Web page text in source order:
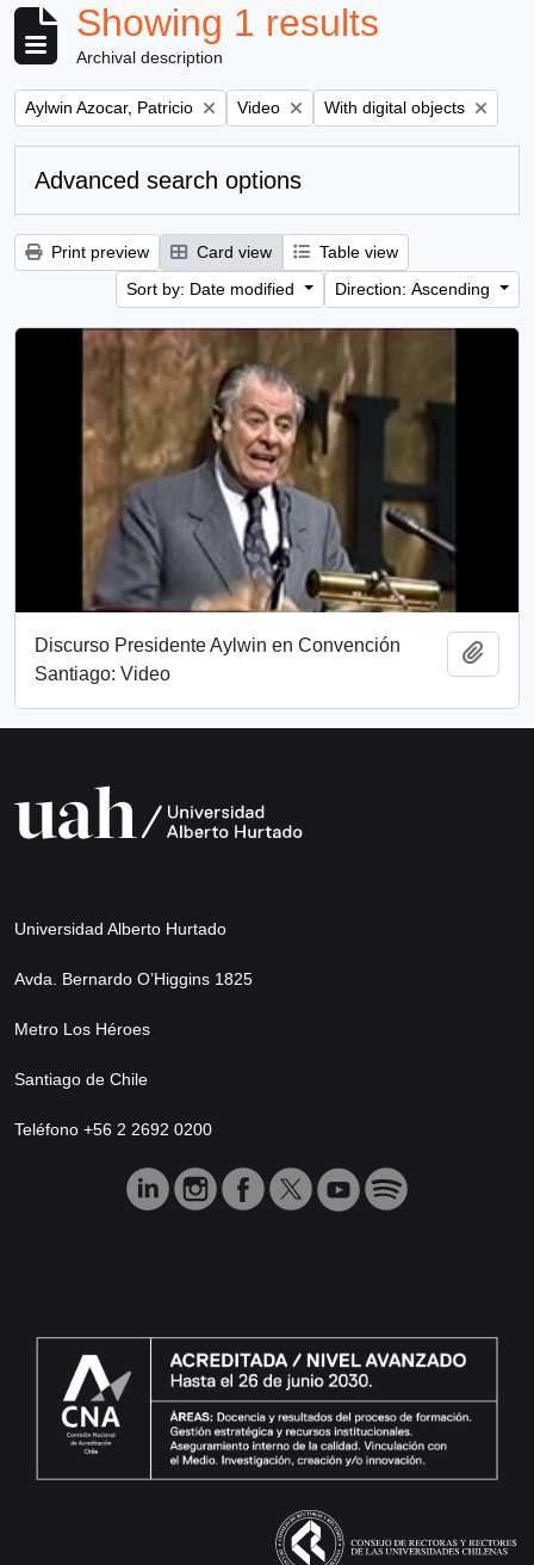
Showing 1 results
Archival description
Remove filter:
Aylwin Azocar, Patricio Remove filter:
Video Remove filter:
With digital objects
Advanced search options
Print preview Card view
Table view
Sort by: Date modified
Direction: Ascending
Discurso Presidente Aylwin en Convención
Santiago: Video
Universidad Alberto Hurtado
Avda. Bernardo O’Higgins 1825
Metro Los Héroes
Santiago de Chile
Teléfono +56 2 2692 0200